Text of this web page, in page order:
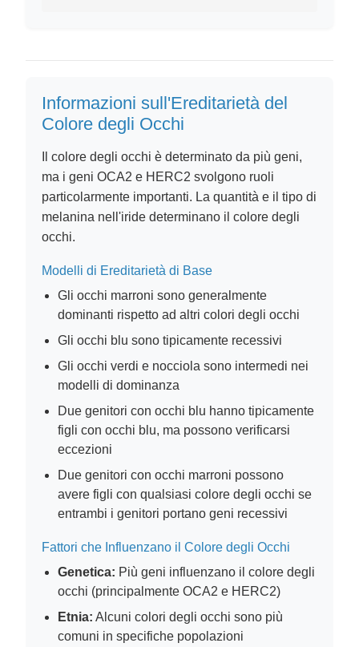
Informazioni sull'Ereditarietà del
Colore degli Occhi
Il colore degli occhi è determinato da più geni,
ma i geni OCA2 e HERC2 svolgono ruoli
particolarmente importanti. La quantità e il tipo di
melanina nell'iride determinano il colore degli
occhi.
Modelli di Ereditarietà di Base
Gli occhi marroni sono generalmente
dominanti rispetto ad altri colori degli occhi
Gli occhi blu sono tipicamente recessivi
Gli occhi verdi e nocciola sono intermedi nei
modelli di dominanza
Due genitori con occhi blu hanno tipicamente
figli con occhi blu, ma possono verificarsi
eccezioni
Due genitori con occhi marroni possono
avere figli con qualsiasi colore degli occhi se
entrambi i genitori portano geni recessivi
Fattori che Influenzano il Colore degli Occhi
Genetica: Più geni influenzano il colore degli
occhi (principalmente OCA2 e HERC2)
Etnia: Alcuni colori degli occhi sono più
comuni in specifiche popolazioni